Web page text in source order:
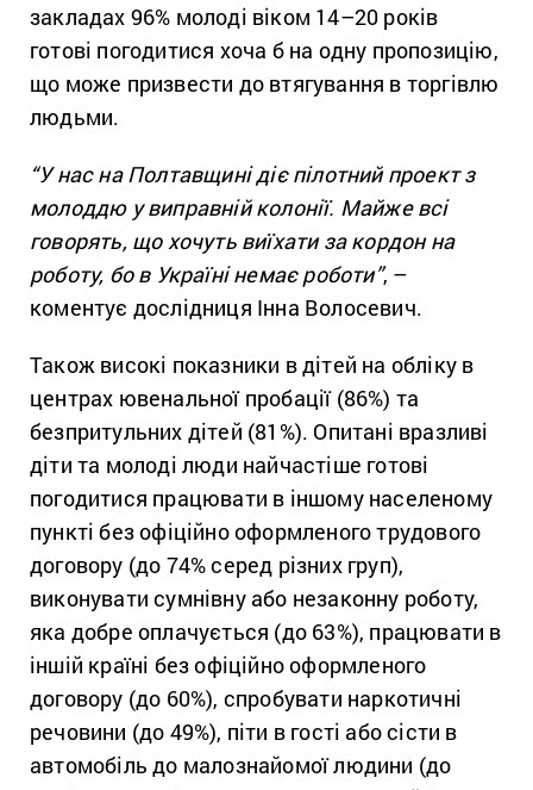
закладах 96% молоді віком 14–20 років
готові погодитися хоча б на одну пропозицію,
що може призвести до втягування в торгівлю
людьми.
“У нас на Полтавщині діє пілотний проект з
молоддю у виправній колонії. Майже всі
говорять, що хочуть виїхати за кордон на
роботу, бо в Україні немає роботи”, –
коментує дослідниця Інна Волосевич.
Також високі показники в дітей на обліку в
центрах ювенальної пробації (86%) та
безпритульних дітей (81%). Опитані вразливі
діти та молоді люди найчастіше готові
погодитися працювати в іншому населеному
пункті без офіційно оформленого трудового
договору (до 74% серед різних груп),
виконувати сумнівну або незаконну роботу,
яка добре оплачується (до 63%), працювати в
іншій країні без офіційно оформленого
договору (до 60%), спробувати наркотичні
речовини (до 49%), піти в гості або сісти в
автомобіль до малознайомої людини (до